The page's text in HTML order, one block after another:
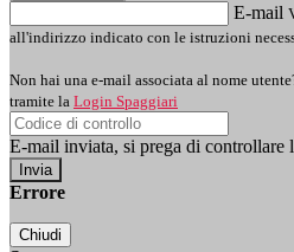
E-mail
all'indirizzo indicato con le istruzioni
Non hai una e-mail associata al nome
tramite la Login Spaggiari
E-mail inviata, si prega di controllare
Errore
Chiudi